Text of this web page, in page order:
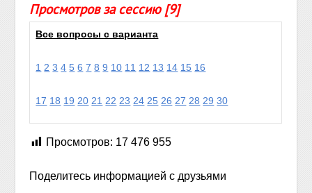
Просмотров за сессию [9]
Все вопросы с варианта
1 2 3 4 5 6 7 8 9 10 11 12 13 14 15 16
17 18 19 20 21 22 23 24 25 26 27 28 29 30
Просмотров: 17 476 955
Поделитесь информацией с друзьями